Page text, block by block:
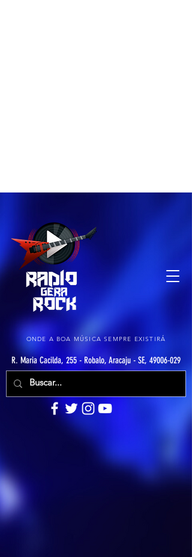
ONDE A BOA MÚSICA SEMPRE EXISTIRÁ
R. Maria Cacilda, 255 - Robalo, Aracaju - SE, 49006-029